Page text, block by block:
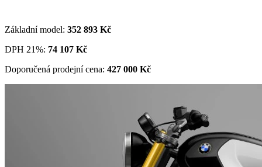
Základní model: 352 893 Kč
DPH 21%: 74 107 Kč
Doporučená prodejní cena: 427 000 Kč